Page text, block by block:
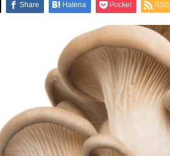
Share Hatena Pocket RSS